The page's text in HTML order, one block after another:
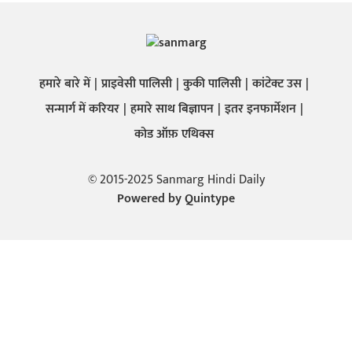
हमारे बारे में प्राइवेसी पालिसी कुकी पालिसी कांटेक्ट उस
सन्मार्ग में करियर हमारे साथ बिज्ञापन इतर इनफार्मेशन
कोड ऑफ़ एथिक्स
© 2015-2025 Sanmarg Hindi Daily
Powered byQuintype